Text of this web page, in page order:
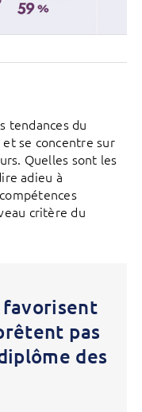
tendances du
se concentre sur
Quelles sont les
adieu à
critère du
pas
des